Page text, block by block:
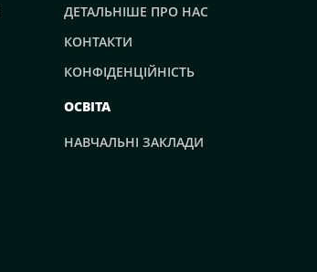
ДЕТАЛЬНІШЕ ПРО НАС
КОНТАКТИ
КОНФІДЕНЦІЙНІСТЬ
ОСВІТА
НАВЧАЛЬНІ ЗАКЛАДИ